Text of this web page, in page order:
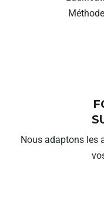
Nous adaptons les